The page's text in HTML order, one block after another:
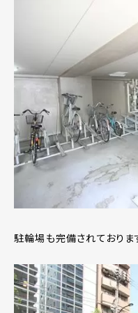
駐輪場も完備されておりま